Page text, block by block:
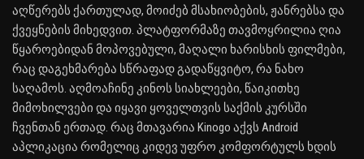
აღწერებს ქართულად, მოიძებ მსახიობების, ჟანრებსა და
ქვეყნების მიხედვით. პლატფორმაზე თავმოყრილია ღია
წყაროებიდან მოპოვებული, მაღალი ხარისხის ფილმები,
რაც დაგეხმარება სწრაფად გადაწყვიტო, რა ნახო
საღამოს. აღმოაჩინე კინოს სიახლეები, წაიკითხე
მიმოხილვები და იყავი ყოველთვის საქმის კურსში
ჩვენთან ერთად. რაც მთავარია Kinogo აქვს Android
აპლიკაცია რომელიც კიდევ უფრო კომფორტულს ხდის